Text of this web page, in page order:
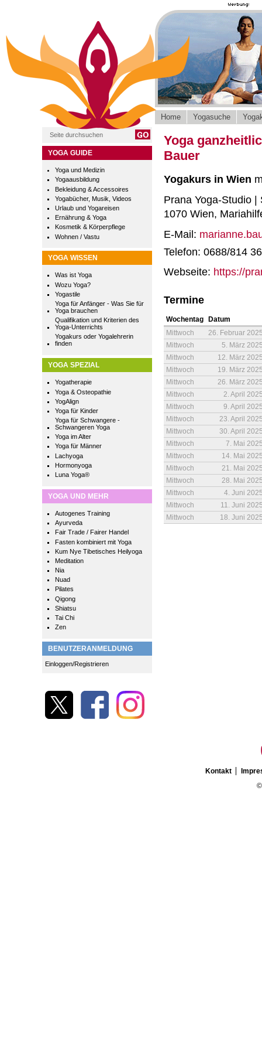
YOGA GUIDE
Yoga und Medizin
Yogaausbildung
Bekleidung & Accessoires
Yogabücher, Musik, Videos
Urlaub und Yogareisen
Ernährung & Yoga
Kosmetik & Körperpflege
Wohnen / Vastu
YOGA WISSEN
Was ist Yoga
Wozu Yoga?
Yogastile
Yoga für Anfänger - Was Sie für
Yoga brauchen
Qualifikation und Kriterien des
Yoga-Unterrichts
Yogakurs oder Yogalehrerin
finden
YOGA SPEZIAL
Yogatherapie
Yoga & Osteopathie
YogAlign
Yoga für Kinder
Yoga für Schwangere -
Schwangeren Yoga
Yoga im Alter
Yoga für Männer
Lachyoga
Hormonyoga
Luna Yoga®
YOGA UND MEHR
Autogenes Training
Ayurveda
Fair Trade / Fairer Handel
Fasten kombiniert mit Yoga
Kum Nye Tibetisches Heilyoga
Meditation
Nia
Nuad
Pilates
Qigong
Shiatsu
Tai Chi
Zen
BENUTZERANMELDUNG
Einloggen/Registrieren
Home Yogasuche
Yoga
Bauer
Yogakurs in Wien
Prana Yoga-Studio |
1070 Wien,
E-Mail:
Telefon: 0688/814
Webseite: https://
Termine
Wochentag
Datum
Mittwoch
26. Februar
Mittwoch
5. März
Mittwoch
12. März
Mittwoch
19. März
Mittwoch
26. März
Mittwoch
2. April
Mittwoch
9. April
Mittwoch
23. April
Mittwoch
30. April
Mittwoch
7. Mai
Mittwoch
14. Mai
Mittwoch
21. Mai
Mittwoch
28. Mai
Mittwoch
4. Juni
Mittwoch
11. Juni
Mittwoch
18. Juni
Kontakt
©